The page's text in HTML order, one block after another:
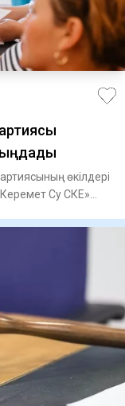
өкілдері
Су СКЕ»